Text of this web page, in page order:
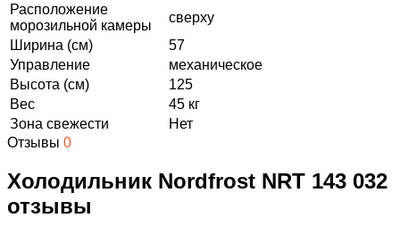
Расположение
морозильной камеры
сверху
Ширина (см)
57
Управление
механическое
Высота (см)
125
Вес
45 кг
Зона свежести
Нет
Отзывы 0
Холодильник Nordfrost NRT 143 032
отзывы